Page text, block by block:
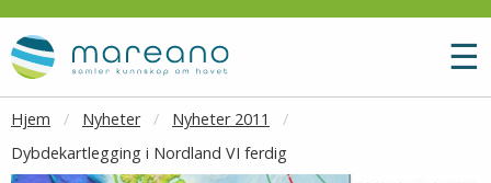
Gå til hovedinnhold
☰
Hjem Nyheter
Nyheter 2011
Dybdekartlegging i Nordland VI ferdig